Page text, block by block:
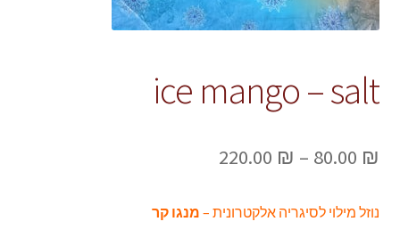
ice mango – salt
80.00 ₪
–
220.00 ₪
טווח
נוזל מילוי לסיגריה אלקטרונית – מנגו קר